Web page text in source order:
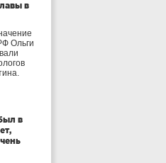
в
Ольги
в